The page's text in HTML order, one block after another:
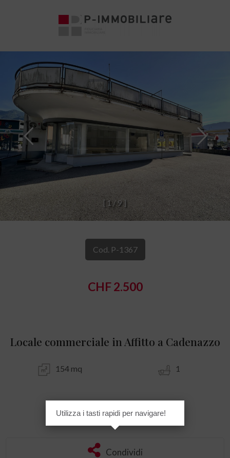
[1 / 9]
Cod. P-1367
CHF 2.500
Locale commerciale in Affitto a Cadenazzo
154 mq 1
Preferiti
Condividi
Utilizza i tasti rapidi per navigare!